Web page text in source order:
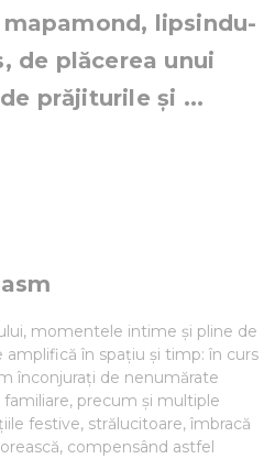
lipsindu-
de plăcerea unui
prăjiturile și ...
momentele intime și pline de
amplifică în spațiu și timp: în curs
înconjurați de nenumărate
precum și multiple
festive, strălucitoare, îmbracă
compensând astfel